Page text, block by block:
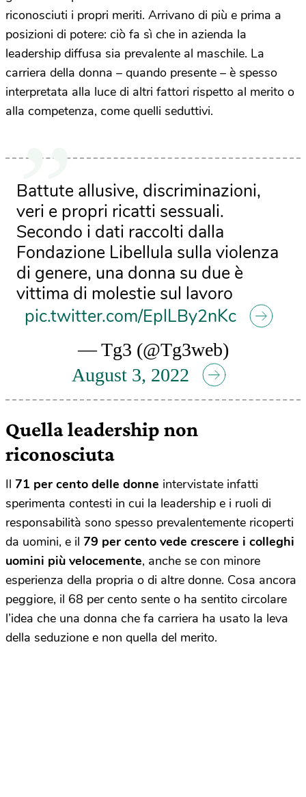
riconosciuti i propri meriti. Arrivano di più e prima a
posizioni di potere: ciò fa sì che in azienda la
leadership diffusa sia prevalente al maschile. La
carriera della donna – quando presente – è spesso
interpretata alla luce di altri fattori rispetto al merito o
alla competenza, come quelli seduttivi.
Battute allusive, discriminazioni,
veri e propri ricatti sessuali.
Secondo i dati raccolti dalla
Fondazione Libellula sulla violenza
di genere, una donna su due è
vittima di molestie sul lavoro
pic.twitter.com/EplLBy2nKc
— Tg3 (@Tg3web)
August 3, 2022
Quella leadership non
riconosciuta
Il 71 per cento delle donne intervistate infatti
sperimenta contesti in cui la leadership e i ruoli di
responsabilità sono spesso prevalentemente ricoperti
da uomini, e il 79 per cento vede crescere i colleghi
uomini più velocemente, anche se con minore
esperienza della propria o di altre donne. Cosa ancora
peggiore, il 68 per cento sente o ha sentito circolare
l’idea che una donna che fa carriera ha usato la leva
della seduzione e non quella del merito.